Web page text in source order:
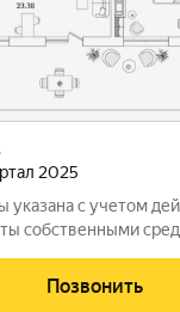
2025
указана с учетом
собственными
находится в
Позвонить